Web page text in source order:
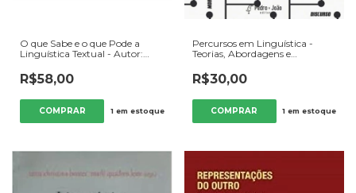
O que Sabe e o que Pode a
Linguística Textual - Autor:
(org.) (2009) [usado]
R$58,00
1em estoque
Percursos em Linguística -
Teorias, Abordagens e
Rezende e Guilherme Brambila
(orgs.) (2021) [usado]
R$30,00
1 em estoque